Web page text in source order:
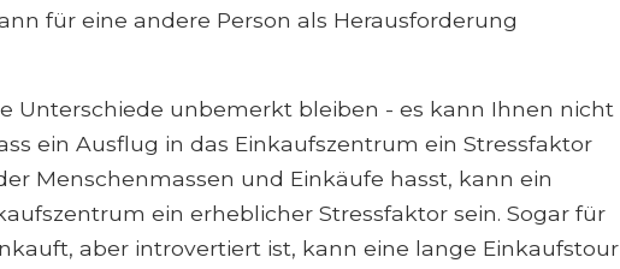
für eine andere Person als Herausforderung
Unterschiede unbemerkt bleiben - es kann Ihnen nicht
ein Ausflug in das Einkaufszentrum ein Stressfaktor
Menschenmassen und Einkäufe hasst, kann ein
ein erheblicher Stressfaktor sein. Sogar für
aber introvertiert ist, kann eine lange Einkaufstour